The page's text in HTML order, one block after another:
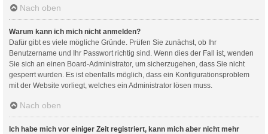
Nach oben
Warum kann ich mich nicht anmelden?
Dafür gibt es viele mögliche Gründe. Prüfen Sie zunächst, ob Ihr
Benutzername und Ihr Passwort richtig sind. Wenn dies der Fall ist, wenden
Sie sich an einen Board-Administrator, um sicherzugehen, dass Sie nicht
gesperrt wurden. Es ist ebenfalls möglich, dass ein Konfigurationsproblem
mit der Website vorliegt, welches ein Administrator lösen muss.
Nach oben
Ich habe mich vor einiger Zeit registriert, kann mich aber nicht mehr